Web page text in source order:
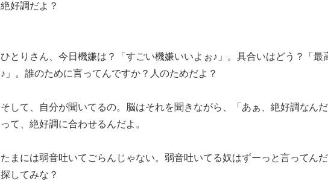
絶好調だよ？
ひとりさん、今日機嫌は？「すごい機嫌いいよぉ♪」。具合いはどう？「最
♪」。誰のために言ってんですか？人のためだよ？
そして、自分が聞いてるの。脳はそれを聞きながら、「あぁ、絶好調なん
って、絶好調に合わせるんだよ。
たまには弱音吐いてごらんじゃない。弱音吐いてる奴はずーっと言ってん
探してみな？